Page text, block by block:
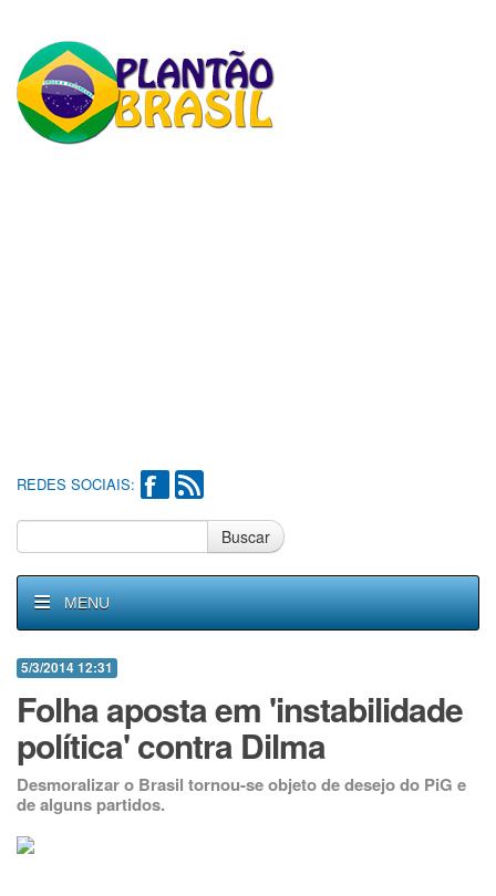
REDES SOCIAIS:
Buscar
MENU
5/3/2014 12:31
Folha aposta em 'instabilidade
política' contra Dilma
Desmoralizar o Brasil tornou-se objeto de desejo do PiG e
de alguns partidos.